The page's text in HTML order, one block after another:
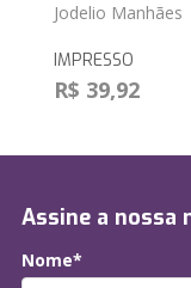
Jodelio Manhães
IMPRESSO
R$ 39,92
Assine a nossa
Nome*